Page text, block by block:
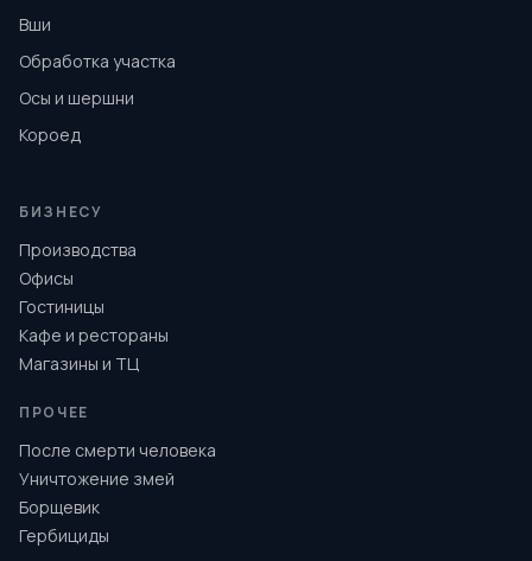
Вши
Обработка участка
Осы и шершни
Короед
БИЗНЕСУ
Производства
Офисы
Гостиницы
Кафе и рестораны
Магазины и ТЦ
ПРОЧЕЕ
После смерти человека
Уничтожение змей
Борщевик
Гербициды